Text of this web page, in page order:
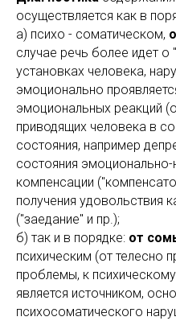
осуществляется как в
а) психо - соматическом,
случае речь более идет о
установках человека,
эмоционально
эмоциональных реакций
приводящих человека в
состояния, например
состояния
компенсации
получения удовольствия
("заедание" и пр.);
б) так и в порядке: от
психическим (от телесно
проблемы, к
является источником,
психосоматического